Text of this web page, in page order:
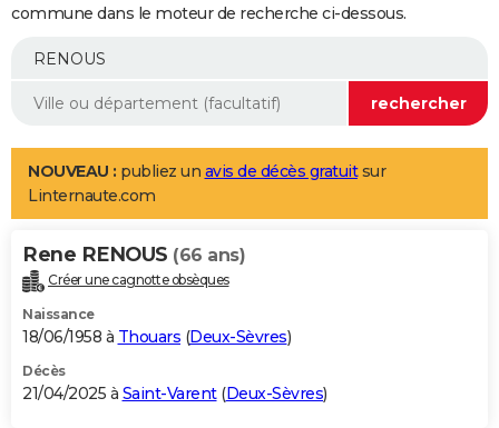
Essais
Réserver un essai
Citadines
Berlines
SUV
Forum auto
+
Mobiles
Meilleur smartphone
Internet
Ordinateurs
Jeux vidéo
Guide high-tech
Aménagement intérieur
LIFESTYLE
Art de vivre
Bien-être
Loisirs
Mode
Modes de vie
Alimentation
Guide de la santé
Maladies
Médicaments
Sommeil
VOYAGE
Destinations
City break
Voyage nature
Voyage de noces
Forum
Climat
+PHOTO
GUIDES D'ACHAT
BONS PLANS
commune dans le moteur de recherche ci-dessous.
NOUVEAU : publiez un avis de décès gratuitsur
Linternaute.com
Rene RENOUS (66 ans)
Créer une cagnotte obsèques
Naissance
18/06/1958 à Thouars (Deux-Sèvres)
Décès
21/04/2025 à Saint-Varent(Deux-Sèvres)